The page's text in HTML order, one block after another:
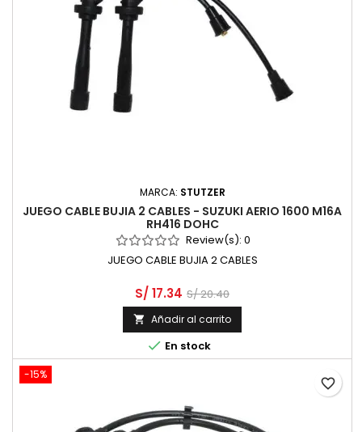
MARCA: STUTZER
JUEGO CABLE BUJIA 2 CABLES - SUZUKI AERIO 1600 M16A
RH416 DOHC
Review(s): 0
JUEGO CABLE BUJIA 2 CABLES
S/ 17.34 S/ 20.40
 Añadir al carrito
 En stock
-15%
favorite_border